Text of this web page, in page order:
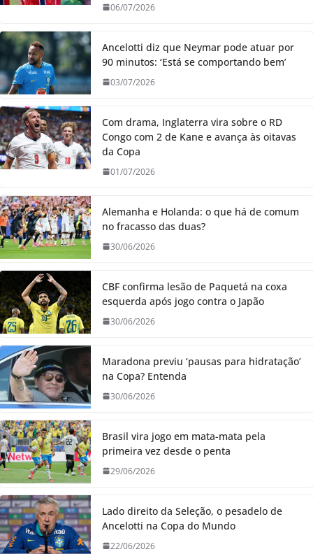
06/07/2026
Ancelotti diz que Neymar pode atuar por
90 minutos: ‘Está se comportando bem’
03/07/2026
Com drama, Inglaterra vira sobre o RD
Congo com 2 de Kane e avança às oitavas
da Copa
01/07/2026
Alemanha e Holanda: o que há de comum
no fracasso das duas?
30/06/2026
CBF confirma lesão de Paquetá na coxa
esquerda após jogo contra o Japão
30/06/2026
Maradona previu ‘pausas para hidratação’
na Copa? Entenda
30/06/2026
Brasil vira jogo em mata-mata pela
primeira vez desde o penta
29/06/2026
Lado direito da Seleção, o pesadelo de
Ancelotti na Copa do Mundo
22/06/2026